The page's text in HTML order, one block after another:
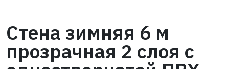
Cтена зимняя 6 м
прозрачная 2 слоя с